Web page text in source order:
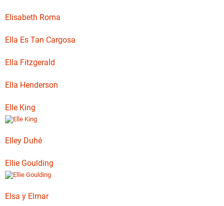
Elisabeth Roma
Ella Es Tan Cargosa
Ella Fitzgerald
Ella Henderson
Elle King
Elley Duhé
Ellie Goulding
Elsa y Elmar